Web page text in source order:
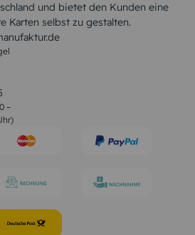
und bietet den Kunden eine
Karten selbst zu gestalten.
–